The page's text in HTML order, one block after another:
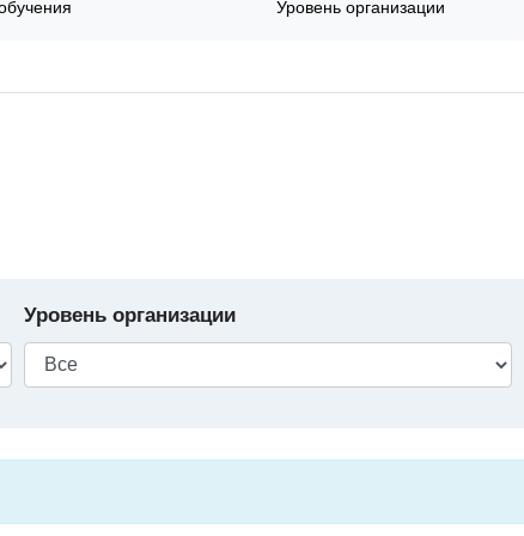
Уровень организации
Уровень организации